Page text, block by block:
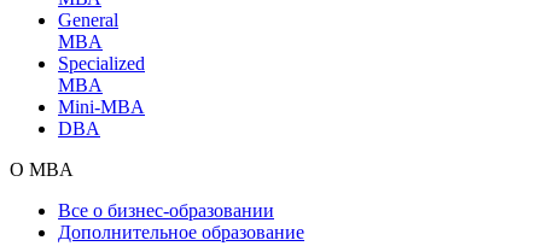
General
MBA
Specialized
MBA
Mini-MBA
DBA
О MBA
Все о бизнес-образовании
Дополнительное образование